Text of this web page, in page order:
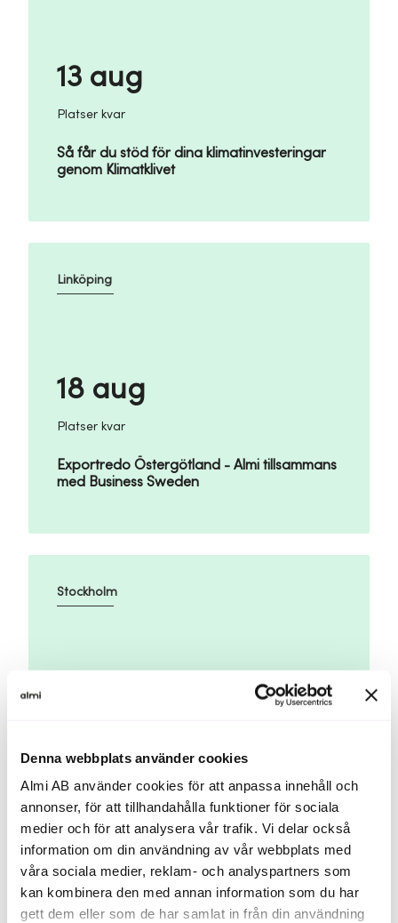
Denna webbplats använder cookies
Almi AB använder cookies för att anpassa innehåll och
annonser, för att tillhandahålla funktioner för sociala
medier och för att analysera vår trafik. Vi delar också
information om din användning av vår webbplats med
våra sociala medier, reklam- och analyspartners som
kan kombinera den med annan information som du har
gett dem eller som de har samlat in från din användning
Så får du stöd för dina klimatinvesteringar
genom Klimatklivet
13 aug
Platser kvar
Exportredo Östergötland - Almi tillsammans
med Business Sweden
18 aug
Platser kvar
Linköping
Identifiera företagets immateriella värden
Stockholm
Göta